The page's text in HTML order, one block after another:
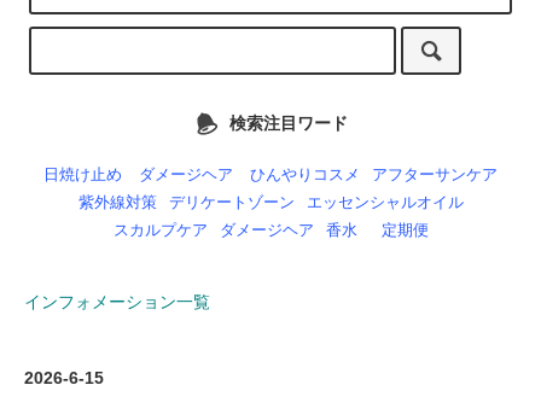
検索注目ワード
日焼け止め ダメージヘア ひんやりコスメ
アフターサンケア
紫外線対策
デリケートゾーン
エッセンシャルオイル
スカルプケア
ダメージヘア 香水 定期便
インフォメーション一覧
2026-6-15